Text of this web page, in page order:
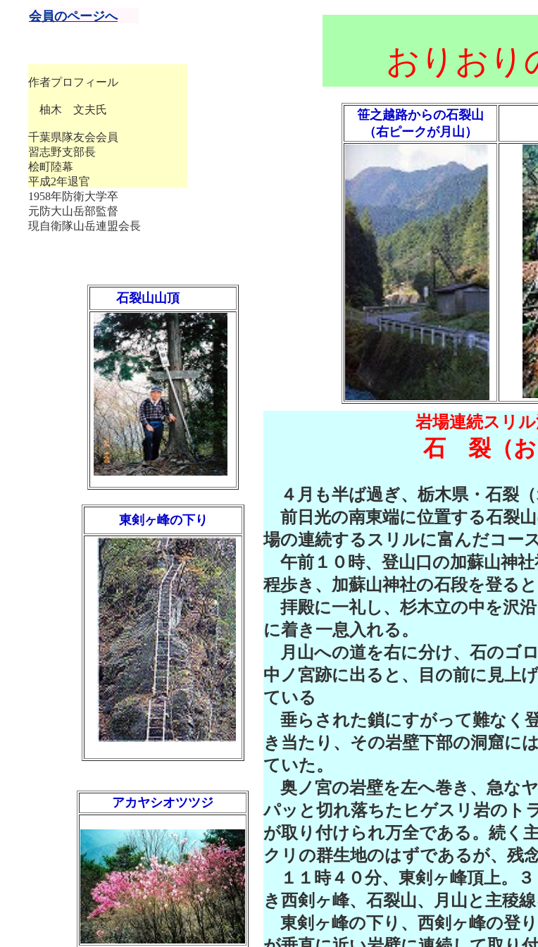
笹之越路からの石裂山
（右ピークが月山）
岩場連続スリル
石 裂（お
４月も半ば過ぎ、栃木県・石裂（
前日光の南東端に位置する石裂
場の連続するスリルに富んだコー
午前１０時、登山口の加蘇山神
程歩き、加蘇山神社の石段を登る
拝殿に一礼し、杉木立の中を沢
に着き一息入れる。
月山への道を右に分け、石のゴ
中ノ宮跡に出ると、目の前に見上
ている
垂らされた鎖にすがって難なく
き当たり、その岩壁下部の洞窟に
ていた。
奥ノ宮の岩壁を左へ巻き、急な
パッと切れ落ちたヒゲスリ岩のト
が取り付けられ万全である。続く
クリの群生地のはずであるが、残
１１時４０分、東剣ヶ峰頂上。
き西剣ヶ峰、石裂山、月山と主稜線
東剣ヶ峰の下り、西剣ヶ峰の登
会員のページへ
おりおり
作者プロフィール
柚木 文夫氏
千葉県隊友会会員
習志野支部長
桧町陸幕
平成2年退官
1958年防衛大学卒
元防大山岳部監督
現自衛隊山岳連盟会長
アカヤシオツツジ
東剣ヶ峰の下り
石裂山山頂